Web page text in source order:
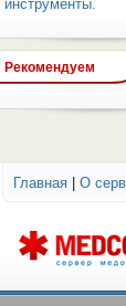
инструменты.
Рекомендуем
Главная О